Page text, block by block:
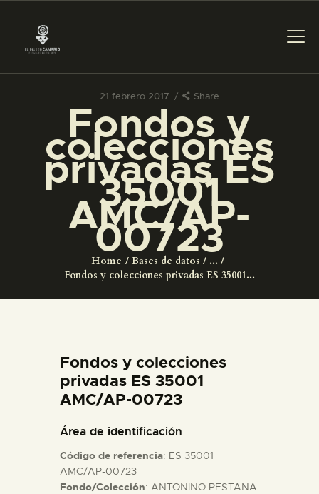
21 febrero 2017 Share
Fondos y
colecciones
privadas ES
35001
AMC/AP-
00723
Home Bases de datos
...
Fondos y colecciones privadas ES 35001...
PREPARAR LA VISITA
ACTIVIDADES
█
EL MUSEO
ESPAÑOL
ACTIVIDADES
Fondos y colecciones
privadas ES 35001
AMC/AP-00723
Área de identificación
Código de referencia: ES 35001
AMC/AP-00723
Fondo/Colección: ANTONINO PESTANA